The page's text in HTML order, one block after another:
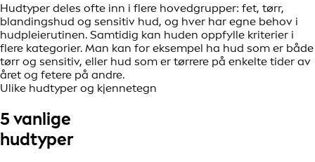
Hudtyper deles ofte inn i flere hovedgrupper: fet, tørr,
blandingshud og sensitiv hud, og hver har egne behov i
hudpleierutinen. Samtidig kan huden oppfylle kriterier i
flere kategorier. Man kan for eksempel ha hud som er både
tørr og sensitiv, eller hud som er tørrere på enkelte tider av
året og fetere på andre.
Ulike hudtyper og kjennetegn
5 vanlige
hudtyper